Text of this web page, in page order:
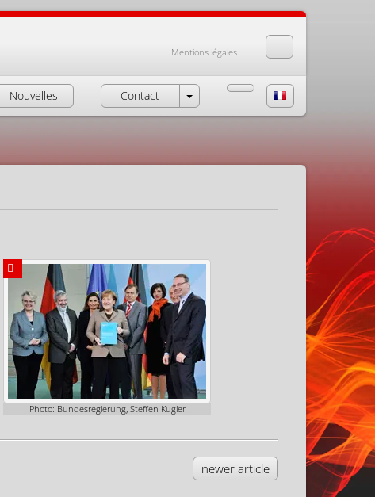
Mentions légales
Nouvelles Contact
Photo: Bundesregierung, Steffen Kugler
newer article